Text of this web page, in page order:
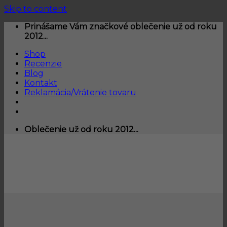
Skip to content
Prinášame Vám značkové oblečenie už od roku
2012...
Shop
Recenzie
Blog
Kontakt
Reklamácia/Vrátenie tovaru
Oblečenie už od roku 2012...